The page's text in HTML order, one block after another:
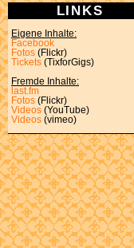
LINKS
Eigene Inhalte:
Facebook
Fotos (Flickr)
Tickets (TixforGigs)
Fremde Inhalte:
last.fm
Fotos (Flickr)
Videos (YouTube)
Videos (vimeo)